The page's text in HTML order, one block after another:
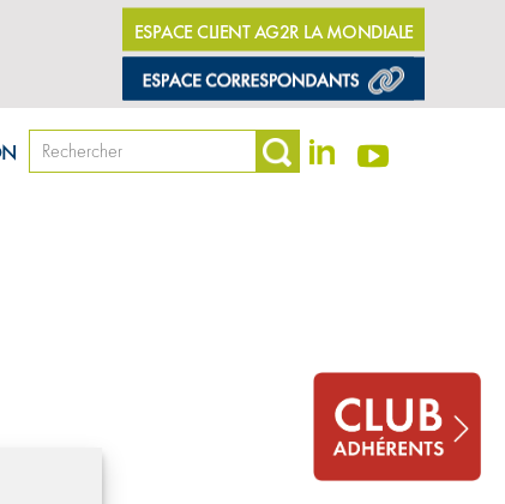
ESPACE CLIENT AG2R LA MONDIALE
©Amphitea, Tous droits réservés